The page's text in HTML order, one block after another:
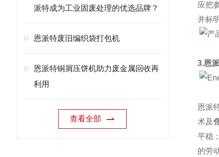
派特成为工业固废处理的优选品牌？
恩派特废旧编织袋打包机
恩派特铜屑压饼机助力废金属回收再
利用
查看全部
应把
并标
3.恩
恩派
术及
平稳
的劳